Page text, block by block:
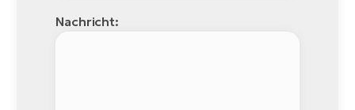
Nachricht: